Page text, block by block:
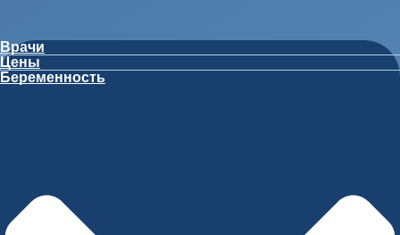
Врачи
Цены
Беременность